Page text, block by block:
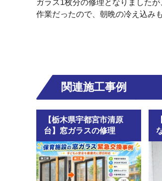
ガラス1枚分の修理となりました
作業だったので、朝晩の冷え込み
関連施工事例
【栃木県宇都宮市清原
台】窓ガラスの修理